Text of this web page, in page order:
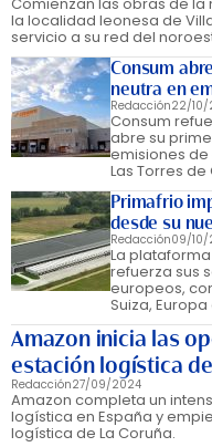
la localidad leonesa de
servicio a su red del
Consum
neutra en
Redacción22/10/
Consum
abre su
emisiones
Las Torres de
Primafrio
desde su
Redacción09/10/
La
refuerza sus
europeos,
Suiza,
Amazon inicia las
estación logística
Redacción27/09/2024
Amazon completa un
logística en España y
logística de La Coruña.